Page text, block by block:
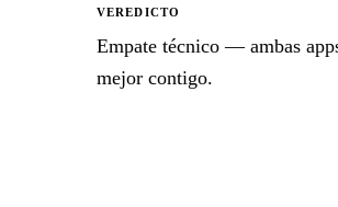
VEREDICTO
Empate técnico — ambas
mejor contigo.